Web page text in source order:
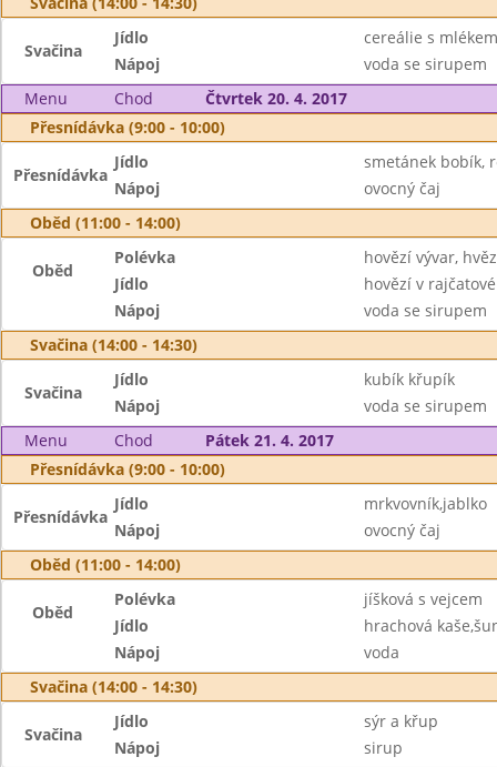
Svačina
Jídlo
cereálie s
Nápoj
voda se sirupem
Menu
Chod
Čtvrtek 20. 4. 2017
Přesnídávka (9:00 - 10:00)
Přesnídávka
Jídlo
smetánek bobík,
Nápoj
ovocný čaj
Oběd (11:00 - 14:00)
Oběd
Polévka
hovězí vývar,
Jídlo
hovězí v
Nápoj
voda se sirupem
Svačina (14:00 - 14:30)
Svačina
Jídlo
kubík křupík
Nápoj
voda se sirupem
Menu
Chod
Pátek 21. 4. 2017
Přesnídávka (9:00 - 10:00)
Přesnídávka
Jídlo
mrkvovník,jablko
Nápoj
ovocný čaj
Oběd (11:00 - 14:00)
Oběd
Polévka
jíšková s vejcem
Jídlo
hrachová
Nápoj
voda
Svačina (14:00 - 14:30)
Svačina
Jídlo
sýr a křup
Nápoj
sirup